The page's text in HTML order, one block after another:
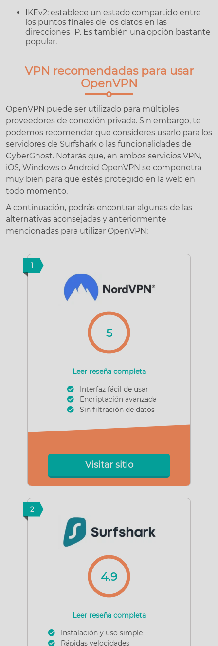
IKEv2: establece un estado compartido entre
los puntos finales de los datos en las
direcciones IP. Es también una opción bastante
popular.
VPN recomendadas para usar
OpenVPN
OpenVPN puede ser utilizado para múltiples
proveedores de conexión privada. Sin embargo, te
podemos recomendar que consideres usarlo para los
servidores de Surfshark o las funcionalidades de
CyberGhost. Notarás que, en ambos servicios VPN,
iOS, Windows o Android OpenVPN se compenetra
muy bien para que estés protegido en la web en
todo momento.
A continuación, podrás encontrar algunas de las
alternativas aconsejadas y anteriormente
mencionadas para utilizar OpenVPN:
1
5
Leer reseña completa
Interfaz fácil de usar
Encriptación avanzada
Sin filtración de datos
Visitar sitio
2
4.9
Leer reseña completa
Instalación y uso simple
Rápidas velocidades